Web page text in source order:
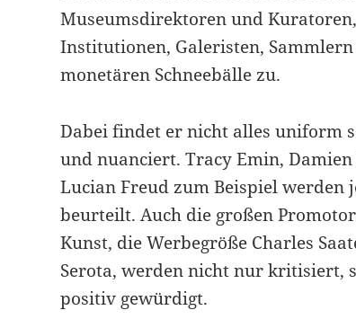
Museumsdirektoren und
Institutionen, Galeristen,
monetären Schneebälle zu.
Dabei findet er nicht alles uniform
und nuanciert. Tracy Emin,
Lucian Freud zum Beispiel werden
beurteilt. Auch die großen
Kunst, die Werbegröße Charles
Serota, werden nicht nur kritisiert,
positiv gewürdigt.